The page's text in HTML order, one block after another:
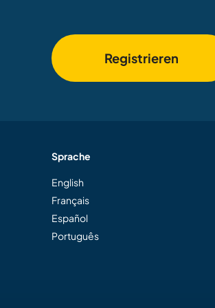
Registrieren
Sprache
English
Français
Español
Português